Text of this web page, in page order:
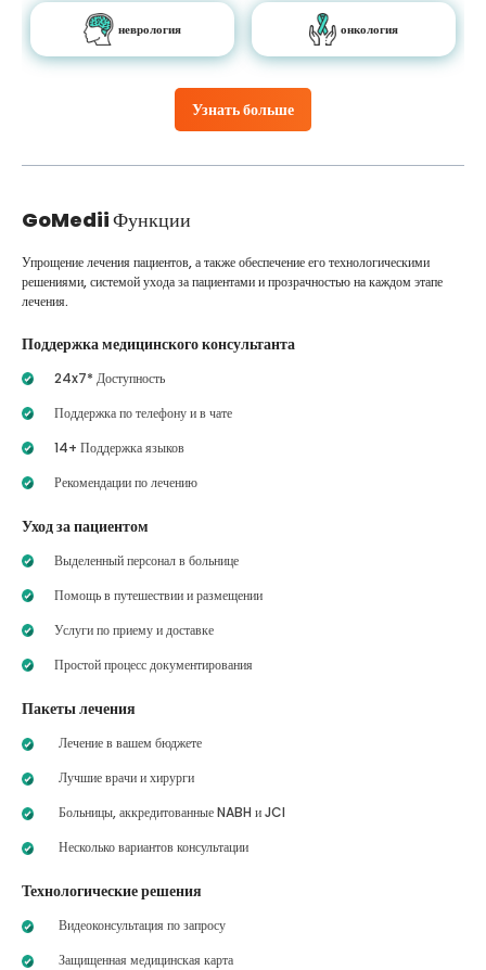
Узнать больше
неврология онкология
GoMediiФункции
Упрощение лечения пациентов, а также обеспечение его технологическими
решениями, системой ухода за пациентами и прозрачностью на каждом этапе
лечения.
Поддержка медицинского консультанта
24x7* Доступность
Поддержка по телефону и в чате
14+ Поддержка языков
Рекомендации по лечению
Уход за пациентом
Выделенный персонал в больнице
Помощь в путешествии и размещении
Услуги по приему и доставке
Простой процесс документирования
Пакеты лечения
Лечение в вашем бюджете
Лучшие врачи и хирурги
Больницы, аккредитованные NABH и JCI
Несколько вариантов консультации
Технологические решения
Видеоконсультация по запросу
Защищенная медицинская карта